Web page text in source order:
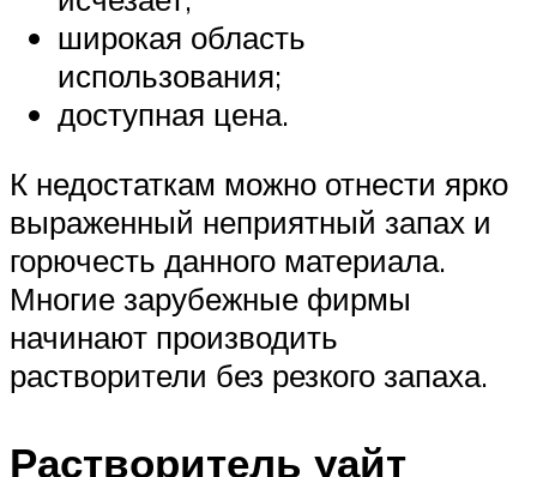
широкая область
использования;
доступная цена.
К недостаткам можно отнести ярко
выраженный неприятный запах и
горючесть данного материала.
Многие зарубежные фирмы
начинают производить
растворители без резкого запаха.
Растворитель уайт